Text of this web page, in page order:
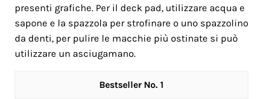
presenti grafiche. Per il deck pad, utilizzare acqua e
sapone e la spazzola per strofinare o uno spazzolino
da denti, per pulire le macchie più ostinate si può
utilizzare un asciugamano.
1